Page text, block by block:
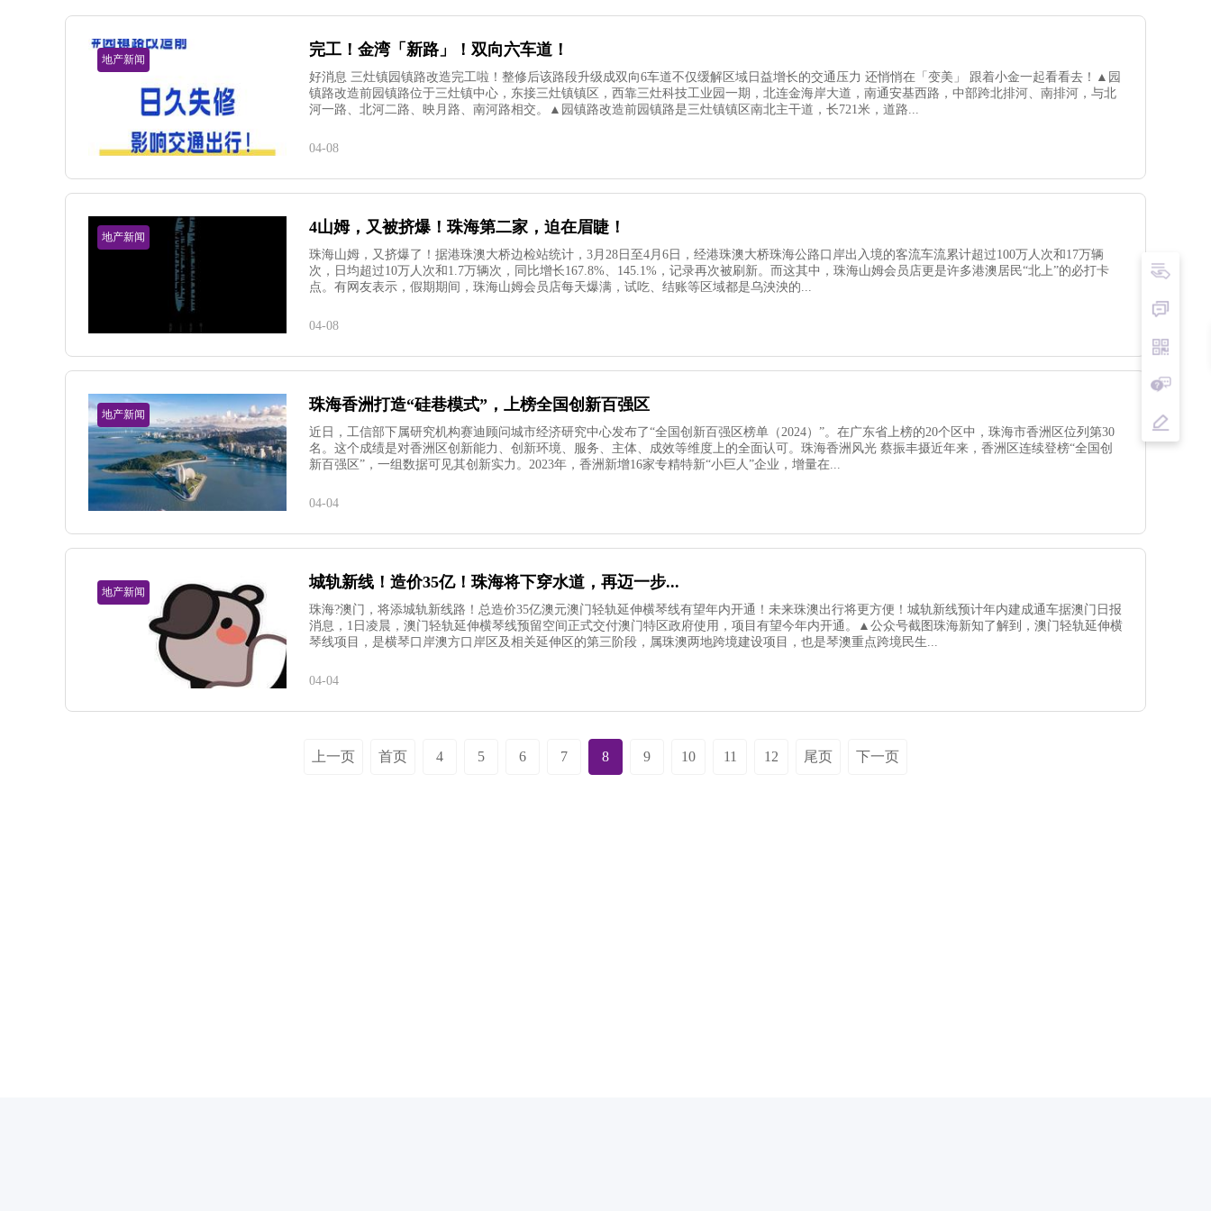
地产新闻
完工！金湾「新路」！双向六车道！
好消息 三灶镇园镇路改造完工啦！整修后该路段升级成双向6车道不仅缓解区域日益增长的交通压力 还悄悄在「变美」 跟着小金一起看看去！▲园
镇路改造前园镇路位于三灶镇中心，东接三灶镇镇区，西靠三灶科技工业园一期，北连金海岸大道，南通安基西路，中部跨北排河、南排河，与北
河一路、北河二路、映月路、南河路相交。▲园镇路改造前园镇路是三灶镇镇区南北主干道，长721米，道路...
04-08
地产新闻
4山姆，又被挤爆！珠海第二家，迫在眉睫！
珠海山姆，又挤爆了！据港珠澳大桥边检站统计，3月28日至4月6日，经港珠澳大桥珠海公路口岸出入境的客流车流累计超过100万人次和17万辆
次，日均超过10万人次和1.7万辆次，同比增长167.8%、145.1%，记录再次被刷新。而这其中，珠海山姆会员店更是许多港澳居民“北上”的必打卡
点。有网友表示，假期期间，珠海山姆会员店每天爆满，试吃、结账等区域都是乌泱泱的...
04-08
地产新闻
珠海香洲打造“硅巷模式”，上榜全国创新百强区
近日，工信部下属研究机构赛迪顾问城市经济研究中心发布了“全国创新百强区榜单（2024）”。在广东省上榜的20个区中，珠海市香洲区位列第30
名。这个成绩是对香洲区创新能力、创新环境、服务、主体、成效等维度上的全面认可。珠海香洲风光 蔡振丰摄近年来，香洲区连续登榜“全国创
新百强区”，一组数据可见其创新实力。2023年，香洲新增16家专精特新“小巨人”企业，增量在...
04-04
地产新闻
城轨新线！造价35亿！珠海将下穿水道，再迈一步...
珠海?澳门，将添城轨新线路！总造价35亿澳元澳门轻轨延伸横琴线有望年内开通！未来珠澳出行将更方便！城轨新线预计年内建成通车据澳门日报
消息，1日凌晨，澳门轻轨延伸横琴线预留空间正式交付澳门特区政府使用，项目有望今年内开通。▲公众号截图珠海新知了解到，澳门轻轨延伸横
琴线项目，是横琴口岸澳方口岸区及相关延伸区的第三阶段，属珠澳两地跨境建设项目，也是琴澳重点跨境民生...
04-04
上一页 首页 4 5 6 7 8 9 10 11 12 尾页 下一页